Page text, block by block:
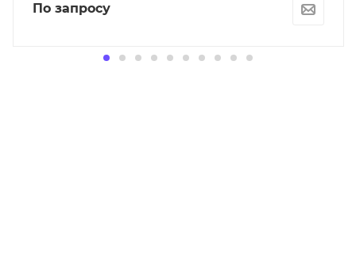
По запросу